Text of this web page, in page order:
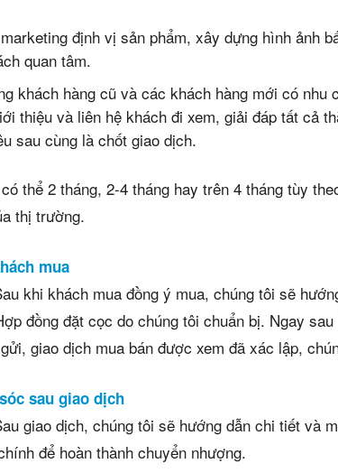
định vị sản phẩm, xây dựng hình ảnh
quan tâm.
khách hàng cũ và các khách hàng mới có nhu
thiệu và liên hệ khách đi xem, giải đáp tất cả
sau cùng là chốt giao dịch.
thể 2 tháng, 2-4 tháng hay trên 4 tháng tùy
thị trường.
mua
khi khách mua đồng ý mua, chúng tôi sẽ
đồng đặt cọc do chúng tôi chuẩn bị. Ngay
giao dịch mua bán được xem đã xác lập,
sau giao dịch
giao dịch, chúng tôi sẽ hướng dẫn chi tiết và
để hoàn thành chuyển nhượng.